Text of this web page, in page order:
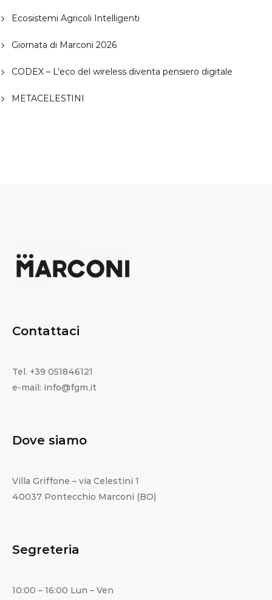
Ecosistemi Agricoli Intelligenti
Giornata di Marconi 2026
CODEX – L’eco del wireless diventa pensiero digitale
METACELESTINI
Contattaci
Tel. +39 051846121
e-mail: info@fgm.it
Dove siamo
Villa Griffone – via Celestini 1
40037 Pontecchio Marconi (BO)
Segreteria
10:00 – 16:00 Lun – Ven